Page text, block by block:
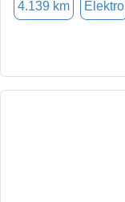
4.139 km Elektro